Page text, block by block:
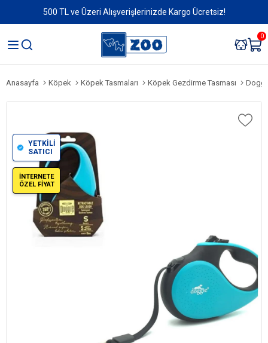
500 TL ve Üzeri Alışverişlerinizde Kargo Ücretsiz!
0
Anasayfa Köpek Köpek Tasmaları Köpek Gezdirme Tasması
YETKİLİ
SATICI
İNTERNETE
ÖZEL FİYAT